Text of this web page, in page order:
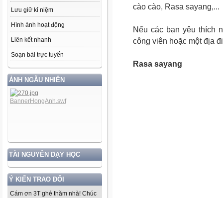
Lưu giữ kỉ niệm
Hình ảnh hoạt động
Liên kết nhanh
Soạn bài trực tuyến
ẢNH NGẪU NHIÊN
TÀI NGUYÊN DẠY HỌC
Ý KIẾN TRAO ĐỔI
Cám ơn 3T ghé thăm nhà! Chúc
cào cào, Rasa sayang,...
Nếu các bạn yêu thích
công viên hoặc một địa
Rasa sayang